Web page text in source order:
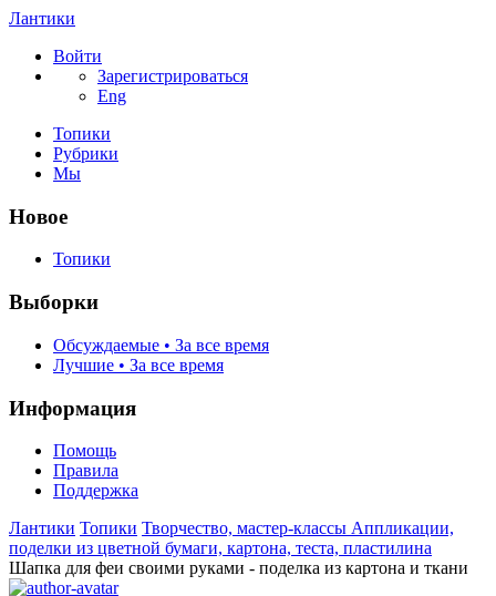
Лантики
Войти
Зарегистрироваться
Eng
Топики
Рубрики
Мы
Новое
Топики
Выборки
Обсуждаемые • За все время
Лучшие • За все время
Информация
Помощь
Правила
Поддержка
Лантики Топики Творчество, мастер-классы Аппликации,
поделки из цветной бумаги, картона, теста, пластилина
Шапка для феи своими руками - поделка из картона и ткани